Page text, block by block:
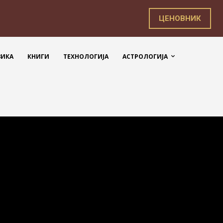
ЦЕНОВНИК
КНИГИ ТЕХНОЛОГИЈА АСТРОЛОГИЈА